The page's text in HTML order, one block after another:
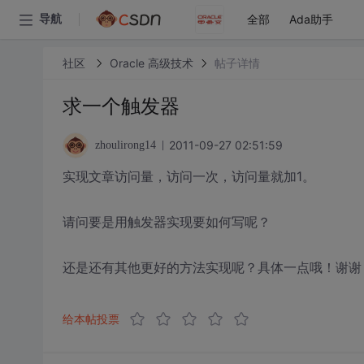
导航 全部 Ada助手
社区 Oracle 高级技术 帖子详情
求一个触发器
zhoulirong14 2011-09-27 02:51:59
实现文章访问量，访问一次，访问量就加1。
请问要是用触发器实现要如何写呢？
还是还有其他更好的方法实现呢？具体一点哦！谢谢
给本帖投票